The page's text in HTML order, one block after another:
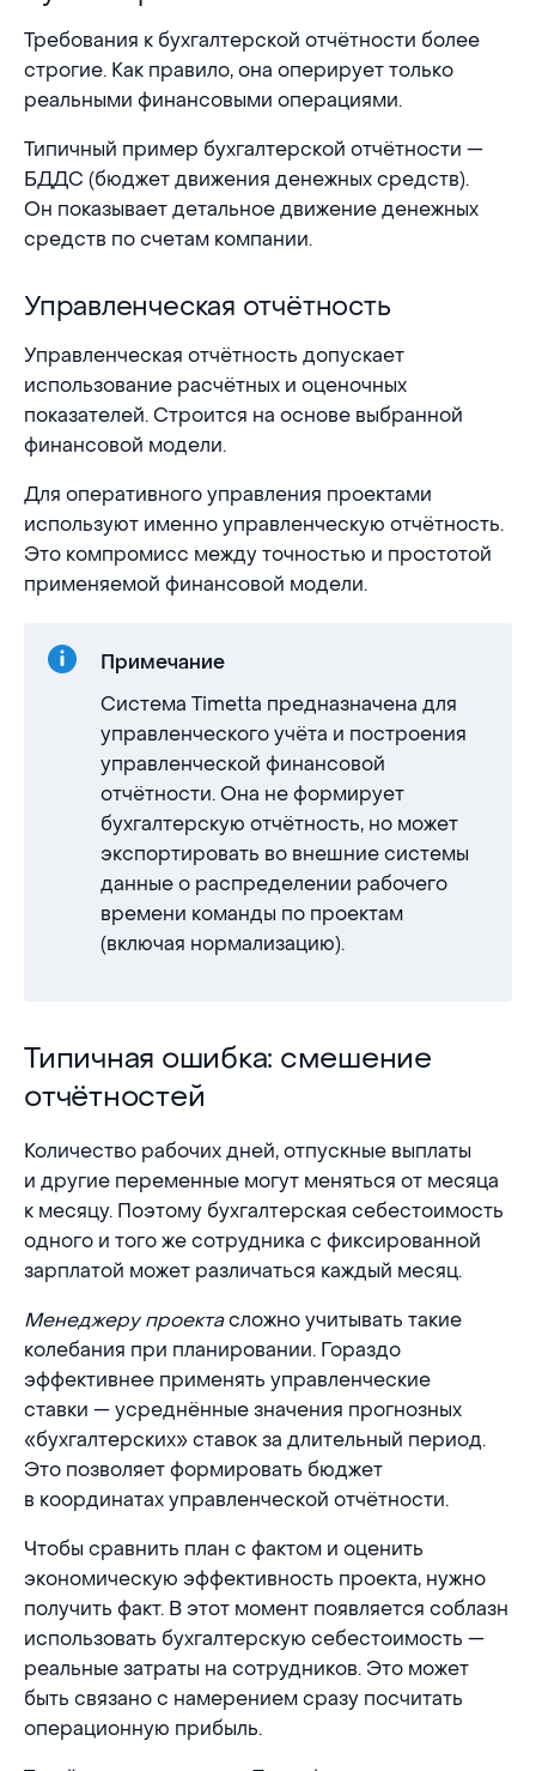
Требования к бухгалтерской отчётности более
строгие. Как правило, она оперирует только
реальными финансовыми операциями.
Типичный пример бухгалтерской отчётности —
БДДС (бюджет движения денежных средств).
Он показывает детальное движение денежных
средств по счетам компании.
Управленческая отчётность
Управленческая отчётность
Управленческая отчётность допускает
использование расчётных и оценочных
показателей. Строится на основе выбранной
финансовой модели.
Для оперативного управления проектами
используют именно управленческую отчётность.
Это компромисс между точностью и простотой
применяемой финансовой модели.
Примечание
Система Timetta предназначена для
управленческого учёта и построения
управленческой финансовой
отчётности. Она не формирует
бухгалтерскую отчётность, но может
экспортировать во внешние системы
данные о распределении рабочего
времени команды по проектам
(включая нормализацию).
Типичная ошибка: смешение отчётностей
Типичная ошибка: смешение
отчётностей
Количество рабочих дней, отпускные выплаты
и другие переменные могут меняться от месяца
к месяцу. Поэтому бухгалтерская себестоимость
одного и того же сотрудника с фиксированной
зарплатой может различаться каждый месяц.
Менеджеру проектасложно учитывать такие
колебания при планировании. Гораздо
эффективнее применять управленческие
ставки — усреднённые значения прогнозных
«бухгалтерских» ставок за длительный период.
Это позволяет формировать бюджет
в координатах управленческой отчётности.
Чтобы сравнить план с фактом и оценить
экономическую эффективность проекта, нужно
получить факт. В этот момент появляется соблазн
использовать бухгалтерскую себестоимость —
реальные затраты на сотрудников. Это может
быть связано с намерением сразу посчитать
операционную прибыль.